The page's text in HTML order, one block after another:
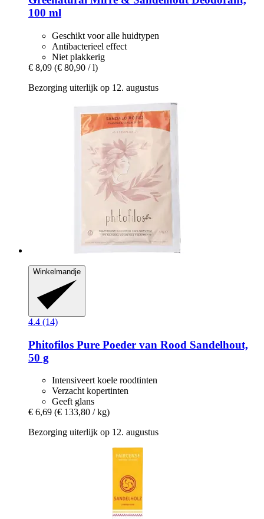
100 ml
Geschikt voor alle huidtypen
Antibacterieel effect
Niet plakkerig
€ 8,09 (€ 80,90 / l)
Bezorging uiterlijk op 12. augustus
Winkelmandje
4.4 (14)
Phitofilos Pure Poeder van Rood Sandelhout,
50 g
Intensiveert koele roodtinten
Verzacht kopertinten
Geeft glans
€ 6,69 (€ 133,80 / kg)
Bezorging uiterlijk op 12. augustus